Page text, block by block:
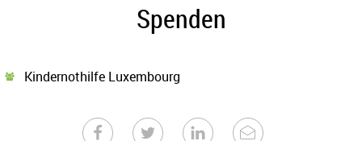
Spenden
Kindernothilfe Luxembourg